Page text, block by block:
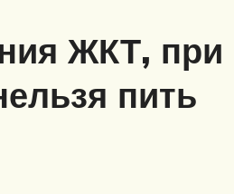
ЖКТ, при
пить